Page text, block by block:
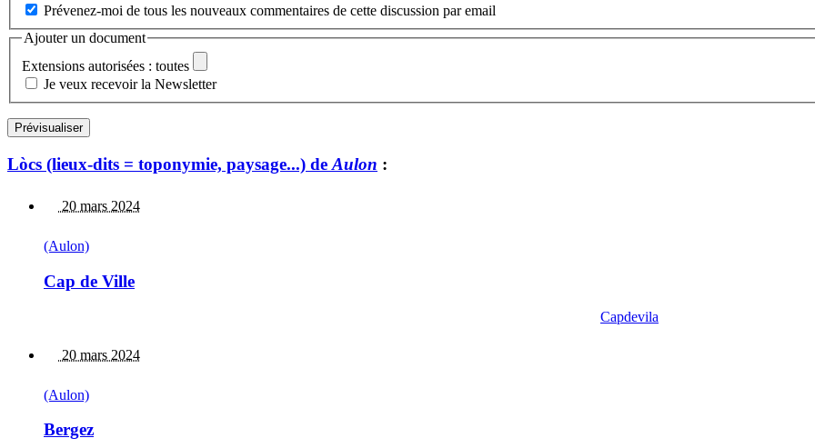
Prévenez-moi de tous les nouveaux commentaires de cette discussion par email
Ajouter un document
Extensions autorisées : toutes
Je veux recevoir la Newsletter
Lòcs (lieux-dits = toponymie, paysage...) de Aulon :
20 mars 2024
(Aulon)
Cap de Ville
Capdevila
20 mars 2024
(Aulon)
Bergez